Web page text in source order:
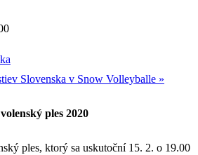
Slovenska v Snow Volleyballe »
ples 2020
ples, ktorý sa uskutoční 15. 2. o 19.00